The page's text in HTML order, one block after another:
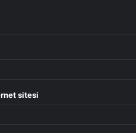
sitesi